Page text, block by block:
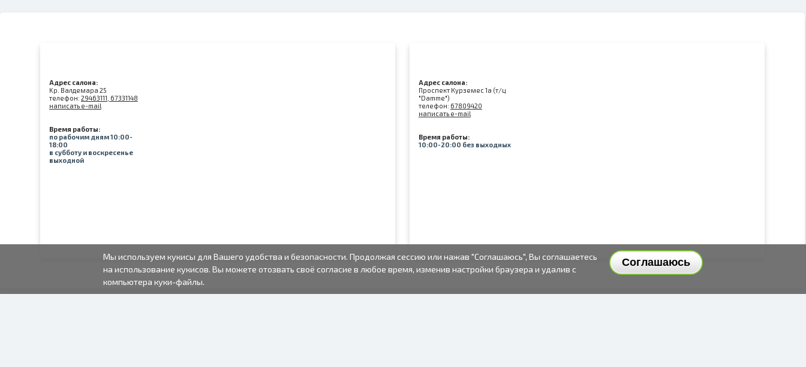
Адрес салона:
Kр. Валдемара 25
телефон: 29463111, 67331148
написать e-mail
Время работы:
по рабочим дням 10:00-
18:00
в субботу и воскресенье
выходной
Адрес салона:
Проспект Курземес 1а (т/ц
"Damme")
телефон: 67809420
написать e-mail
Время работы:
10:00-20:00 без выходных
Соглашаюсь
Мы используем кукисы для Вашего удобства и безопасности. Продолжая сессию или нажав "Соглашаюсь", Вы соглашаетесь
на использование кукисов. Вы можете отозвать своё согласие в любое время, изменив настройки браузера и удалив с
компьютера куки-файлы.